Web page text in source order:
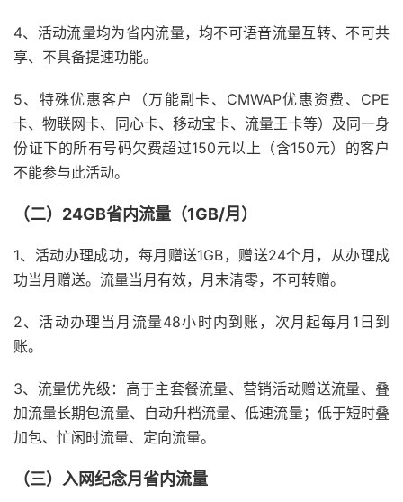
4、活动流量均为省内流量，均不可语音流量互转、不可共
享、不具备提速功能。
5、特殊优惠客户（万能副卡、CMWAP优惠资费、CPE
卡、物联网卡、同心卡、移动宝卡、流量王卡等）及同一身
份证下的所有号码欠费超过150元以上（含150元）的客户
不能参与此活动。
（二）24GB省内流量（1GB/月）
1、活动办理成功，每月赠送1GB，赠送24个月，从办理成
功当月赠送。流量当月有效，月末清零，不可转赠。
2、活动办理当月流量48小时内到账，次月起每月1日到
账。
3、流量优先级：高于主套餐流量、营销活动赠送流量、叠
加流量长期包流量、自动升档流量、低速流量；低于短时叠
加包、忙闲时流量、定向流量。
（三）入网纪念月省内流量